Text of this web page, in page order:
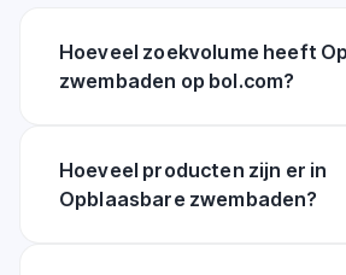
Hoeveel zoekvolume heeft
zwembaden op bol.com?
Hoeveel producten zijn er in
Opblaasbare zwembaden?